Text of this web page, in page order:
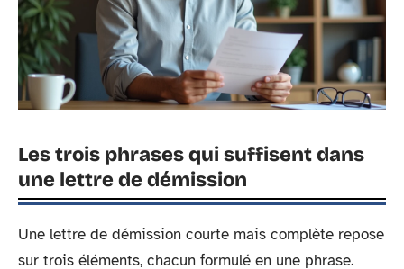
Les trois phrases qui suffisent dans
une lettre de démission
Une lettre de démission courte mais complète repose
sur trois éléments, chacun formulé en une phrase.